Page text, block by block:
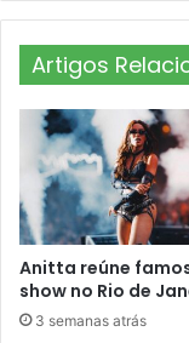
Artigos
Anitta reúne
show no Rio de
3 semanas atrás